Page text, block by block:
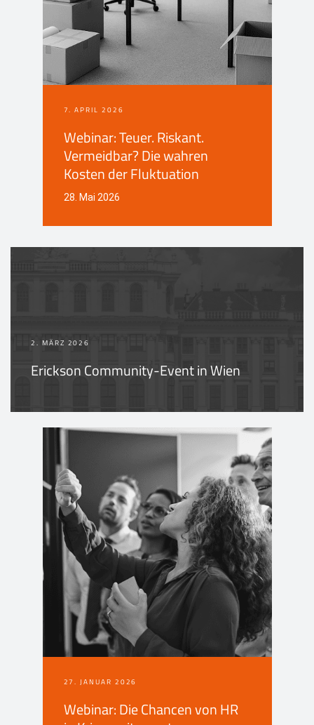
7. APRIL 2026
Webinar: Teuer. Riskant.
Vermeidbar? Die wahren
Kosten der Fluktuation
28. Mai 2026
2. MÄRZ 2026
Erickson Community-Event in Wien
27. JANUAR 2026
Webinar: Die Chancen von HR